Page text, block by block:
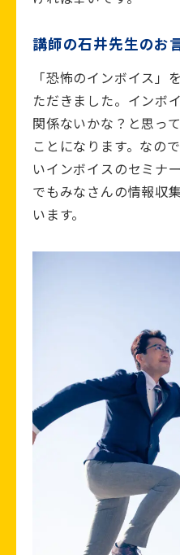
講師の石井先生のお
「恐怖のインボイス」
ただきました。インボ
関係ないかな？と思っ
ことになります。なの
いインボイスのセミナ
でもみなさんの情報収
います。